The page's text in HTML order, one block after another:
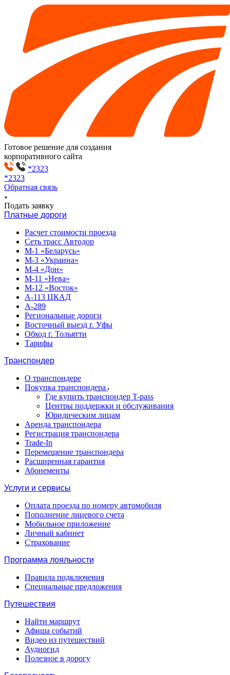
Готовое решение для создания
корпоративного сайта
*2323
*2323
Обратная связь
Подать заявку
Платные дороги
Расчет стоимости проезда
Сеть трасс Автодор
М-1 «Беларусь»
М-3 «Украина»
М-4 «Дон»
М-11 «Нева»
М-12 «Восток»
А-113 ЦКАД
А-289
Региональные дороги
Восточный выезд г. Уфы
Обход г. Тольятти
Тарифы
Транспондер
О транспондере
Покупка транспондера
Где купить транспондер T-pass
Центры поддержки и обслуживания
Юридическим лицам
Аренда транспондера
Регистрация транспондера
Trade-In
Перемещение транспондера
Расширенная гарантия
Абонементы
Услуги и сервисы
Оплата проезда по номеру автомобиля
Пополнение лицевого счета
Мобильное приложение
Личный кабинет
Страхование
Программа лояльности
Правила подключения
Специальные предложения
Путешествия
Найти маршрут
Афиша событий
Видео из путешествий
Аудиогид
Полезное в дорогу